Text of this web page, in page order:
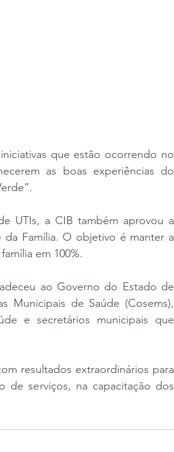
que estão ocorrendo no
as boas experiências do
UTIs, a CIB também aprovou a
Família. O objetivo é manter a
em 100%.
ao Governo do Estado de
Municipais de Saúde (Cosems),
e secretários municipais que
resultados extraordinários para
de serviços, na capacitação dos